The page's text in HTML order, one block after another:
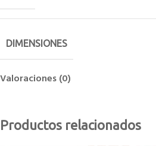
DIMENSIONES
Valoraciones (0)
Productos relacionados